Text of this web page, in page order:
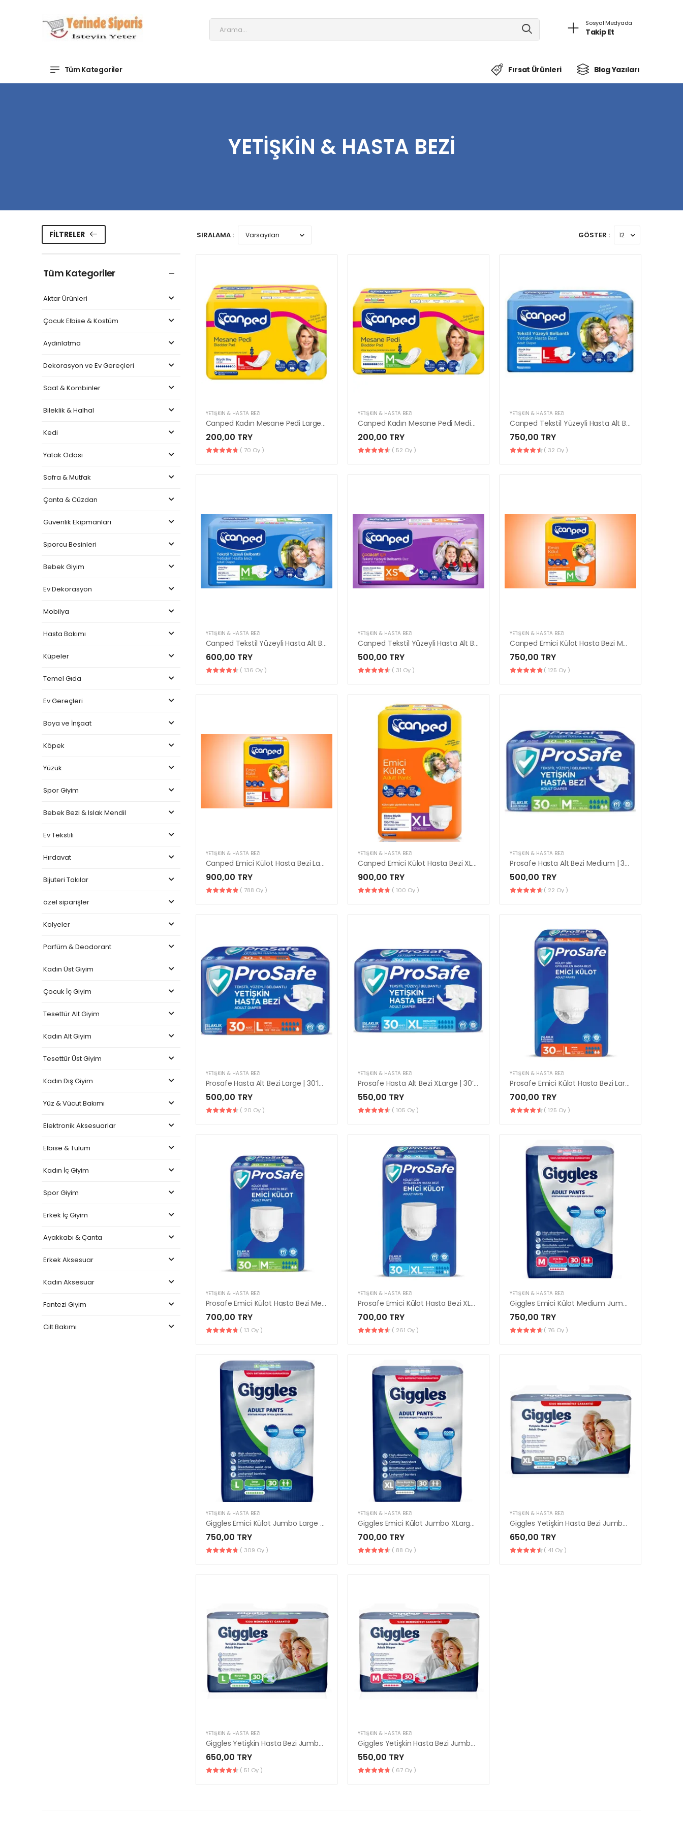
Sosyal Medyada
Takip Et
Tüm Kategoriler Fırsat Ürünleri Blog Yazıları
YETIŞKIN & HASTA BEZI
FILTRELER
Tüm Kategoriler
Aktar Ürünleri
Çocuk Elbise & Kostüm
Aydınlatma
Dekorasyon ve Ev Gereçleri
Saat & Kombinler
Bileklik & Halhal
Kedi
Yatak Odası
Sofra & Mutfak
Çanta & Cüzdan
Güvenlik Ekipmanları
Sporcu Besinleri
Bebek Giyim
Ev Dekorasyon
Mobilya
Hasta Bakımı
Küpeler
Temel Gıda
Ev Gereçleri
Boya ve İnşaat
Köpek
Yüzük
Spor Giyim
Bebek Bezi & Islak Mendil
Ev Tekstili
Hırdavat
Bijuteri Takılar
özel siparişler
Kolyeler
Parfüm & Deodorant
Kadın Üst Giyim
Çocuk İç Giyim
Tesettür Alt Giyim
Kadın Alt Giyim
Tesettür Üst Giyim
Kadın Dış Giyim
Yüz & Vücut Bakımı
Elektronik Aksesuarlar
Elbise & Tulum
Kadın İç Giyim
Spor Giyim
Erkek İç Giyim
Ayakkabı & Çanta
Erkek Aksesuar
Kadın Aksesuar
Fantezi Giyim
Cilt Bakımı
SIRALAMA : GÖSTER :
YETIŞKIN & HASTA BEZI
Canped Kadın Mesane Pedi Large | 10’lu Paket Konforlu Kullanım
200,00 TRY
( 70 Oy )
YETIŞKIN & HASTA BEZI
Canped Kadın Mesane Pedi Medium | 12’li Paket Konforlu Kullanım
200,00 TRY
( 52 Oy )
YETIŞKIN & HASTA BEZI
Canped Tekstil Yüzeyli Hasta Alt Bezi Large | 30’lu Paket
750,00 TRY
( 32 Oy )
YETIŞKIN & HASTA BEZI
Canped Tekstil Yüzeyli Hasta Alt Bezi Medium | 30’lu Paket
600,00 TRY
( 136 Oy )
YETIŞKIN & HASTA BEZI
Canped Tekstil Yüzeyli Hasta Alt Bezi XSmall | 30’lu Paket
500,00 TRY
( 31 Oy )
YETIŞKIN & HASTA BEZI
Canped Emici Külot Hasta Bezi Medium | 30’lu Paket
750,00 TRY
( 125 Oy )
YETIŞKIN & HASTA BEZI
Canped Emici Külot Hasta Bezi Large | 30’lu Paket
900,00 TRY
( 788 Oy )
YETIŞKIN & HASTA BEZI
Canped Emici Külot Hasta Bezi XLarge | 30’lu Paket
900,00 TRY
( 100 Oy )
YETIŞKIN & HASTA BEZI
Prosafe Hasta Alt Bezi Medium | 30’lu Paket Konforlu Kullanım
500,00 TRY
( 22 Oy )
YETIŞKIN & HASTA BEZI
Prosafe Hasta Alt Bezi Large | 30’lu Paket Konforlu Kullanım
500,00 TRY
( 20 Oy )
YETIŞKIN & HASTA BEZI
Prosafe Hasta Alt Bezi XLarge | 30’lu Paket Konforlu Kullanım
550,00 TRY
( 105 Oy )
YETIŞKIN & HASTA BEZI
Prosafe Emici Külot Hasta Bezi Large | 30’lu Paket
700,00 TRY
( 125 Oy )
YETIŞKIN & HASTA BEZI
Prosafe Emici Külot Hasta Bezi Medium | 30’lu Paket
700,00 TRY
( 13 Oy )
YETIŞKIN & HASTA BEZI
Prosafe Emici Külot Hasta Bezi XLarge | 30’lu Paket
700,00 TRY
( 261 Oy )
YETIŞKIN & HASTA BEZI
Giggles Emici Külot Medium Jumbo 30’lu | Konforlu & Güvenli
750,00 TRY
( 76 Oy )
YETIŞKIN & HASTA BEZI
Giggles Emici Külot Jumbo Large 30’lu | Konforlu & Güvenli
750,00 TRY
( 309 Oy )
YETIŞKIN & HASTA BEZI
Giggles Emici Külot Jumbo XLarge 30’lu | Konforlu & Güvenli
700,00 TRY
( 88 Oy )
YETIŞKIN & HASTA BEZI
Giggles Yetişkin Hasta Bezi Jumbo XLarge 30’lu | Konforlu & Güvenli
650,00 TRY
( 41 Oy )
YETIŞKIN & HASTA BEZI
Giggles Yetişkin Hasta Bezi Jumbo Large 30’lu | Konforlu & Güvenli
650,00 TRY
( 51 Oy )
YETIŞKIN & HASTA BEZI
Giggles Yetişkin Hasta Bezi Jumbo Medium 30’lu | Konforlu & Güvenli
550,00 TRY
( 67 Oy )